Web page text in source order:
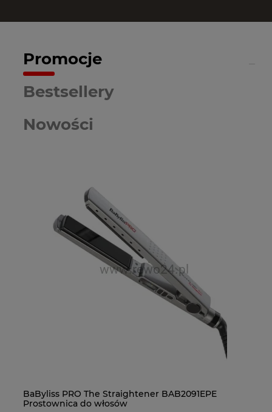
Promocje
Nowości
Bestsellery
BaByliss PRO The Straightener BAB2091EPE
Prostownica do włosów